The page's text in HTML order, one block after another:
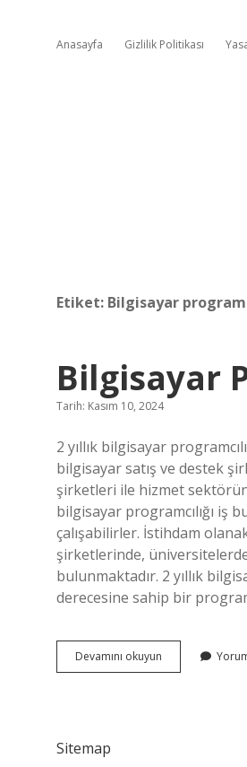
Anasayfa Gizlilik Politikası
Etiket: Bilgisayar
Bilgisayar
Tarih: Kasım 10, 2024
2 yıllık bilgisayar
bilgisayar satış ve destek
şirketleri ile hizmet
bilgisayar programcılığı iş
çalışabilirler. İstihdam
şirketlerinde,
bulunmaktadır. 2 yıllık
derecesine sahip bir
Devamını okuyun Bilgisayar
Programcılığı
Sitemap